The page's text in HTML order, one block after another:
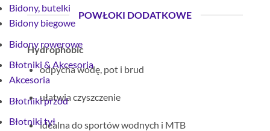
Bidony, butelki
Bidony biegowe
Bidony rowerowe
Błotniki & Akcesoria
Akcesoria
Błotniki przód
Błotniki tył
POWŁOKI DODATKOWE
Hydrophobic
odpycha wodę, pot i brud
ułatwia czyszczenie
idealna do sportów wodnych i MTB